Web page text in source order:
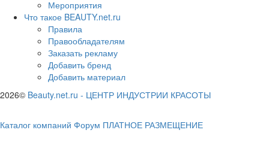
Мероприятия
Что такое BEAUTY.net.ru
Правила
Правообладателям
Заказать рекламу
Добавить бренд
Добавить материал
2026© Beauty.net.ru - ЦЕНТР ИНДУСТРИИ КРАСОТЫ
Каталог компаний Форум ПЛАТНОЕ РАЗМЕЩЕНИЕ